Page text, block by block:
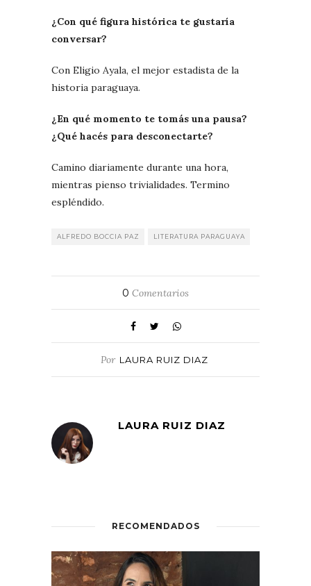
¿Con qué figura histórica te gustaría
conversar?
Con Eligio Ayala, el mejor estadista de la
historia paraguaya.
¿En qué momento te tomás una pausa?
¿Qué hacés para desconectarte?
Camino diariamente durante una hora,
mientras pienso trivialidades. Termino
espléndido.
ALFREDO BOCCIA PAZ LITERATURA PARAGUAYA
0 Comentarios
Por LAURA RUIZ DIAZ
LAURA RUIZ DIAZ
RECOMENDADOS